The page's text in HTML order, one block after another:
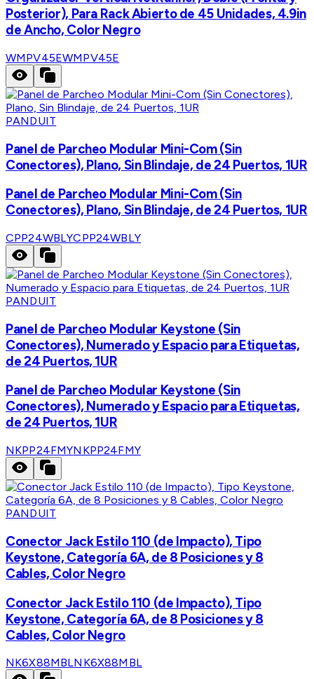
Posterior), Para Rack Abierto de 45 Unidades, 4.9in
de Ancho, Color Negro
WMPV45EWMPV45E
PANDUIT
Panel de Parcheo Modular Mini-Com (Sin
Conectores), Plano, Sin Blindaje, de 24 Puertos, 1UR
Panel de Parcheo Modular Mini-Com (Sin
Conectores), Plano, Sin Blindaje, de 24 Puertos, 1UR
CPP24WBLYCPP24WBLY
PANDUIT
Panel de Parcheo Modular Keystone (Sin
Conectores), Numerado y Espacio para Etiquetas,
de 24 Puertos, 1UR
Panel de Parcheo Modular Keystone (Sin
Conectores), Numerado y Espacio para Etiquetas,
de 24 Puertos, 1UR
NKPP24FMYNKPP24FMY
PANDUIT
Conector Jack Estilo 110 (de Impacto), Tipo
Keystone, Categoría 6A, de 8 Posiciones y 8
Cables, Color Negro
Conector Jack Estilo 110 (de Impacto), Tipo
Keystone, Categoría 6A, de 8 Posiciones y 8
Cables, Color Negro
NK6X88MBLNK6X88MBL